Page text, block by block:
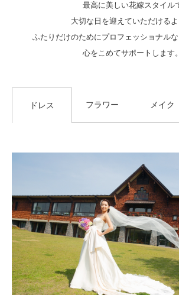
最高に美しい花嫁スタイル
大切な日を迎えていただけるよ
ふたりだけのためにプロフェッショナル
心をこめてサポートします。
ドレス フラワー メイク